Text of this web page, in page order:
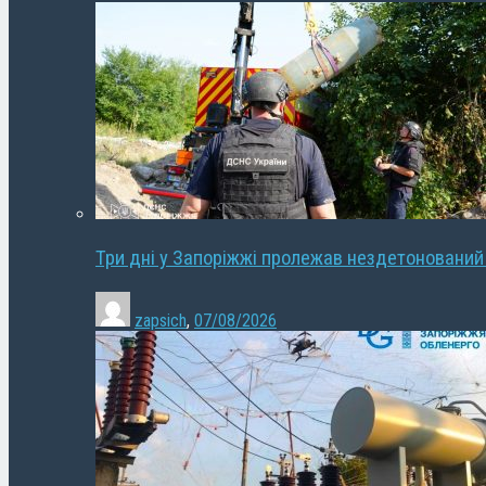
Три дні у Запоріжжі пролежав
zapsich, 07/08/2026